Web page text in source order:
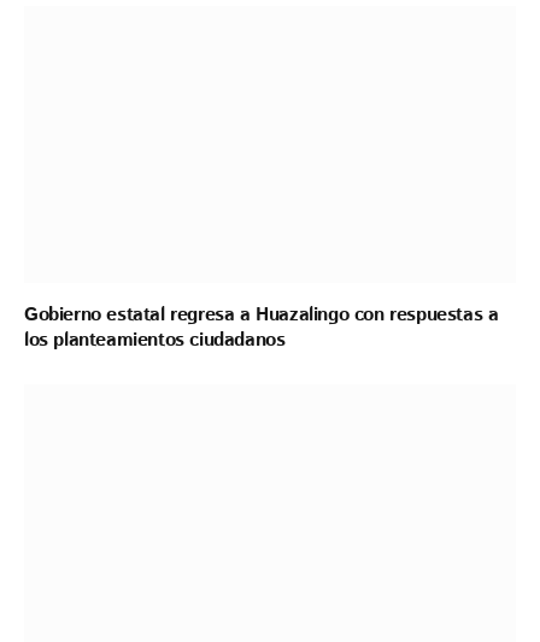
Gobierno estatal regresa a Huazalingo con respuestas a
los planteamientos ciudadanos